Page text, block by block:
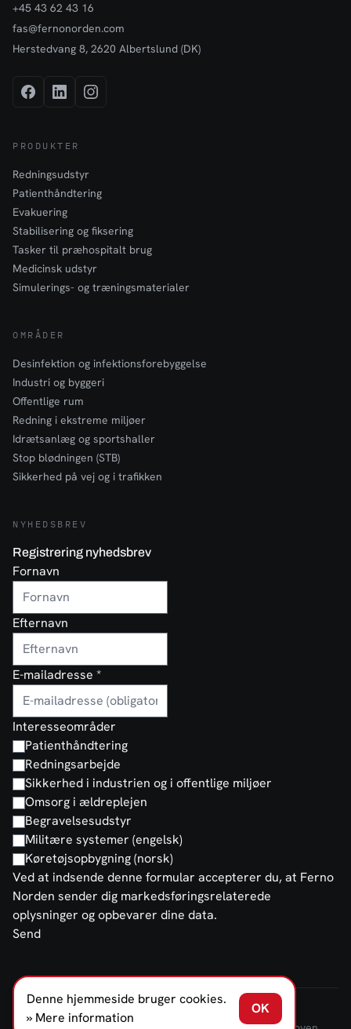
+45 43 62 43 16
fas@fernonorden.com
Herstedvang 8, 2620 Albertslund (DK)
PRODUKTER
Redningsudstyr
Patienthåndtering
Evakuering
Stabilisering og fiksering
Tasker til præhospitalt brug
Medicinsk udstyr
Simulerings- og træningsmaterialer
OMRÅDER
Desinfektion og infektionsforebyggelse
Industri og byggeri
Offentlige rum
Redning i ekstreme miljøer
Idrætsanlæg og sportshaller
Stop blødningen (STB)
Sikkerhed på vej og i trafikken
NYHEDSBREV
Registrering nyhedsbrev
Fornavn
Efternavn
E-mailadresse *
Interesseområder
Patienthåndtering
Redningsarbejde
Sikkerhed i industrien og i offentlige miljøer
Omsorg i ældreplejen
Begravelsesudstyr
Militære systemer (engelsk)
Køretøjsopbygning (norsk)
Ved at indsende denne formular accepterer du, at Ferno
Norden sender dig markedsføringsrelaterede
oplysninger og opbevarer dine data.
Send
FERNO NORDEN DENMARK A/S © 2026
Denne hjemmeside bruger cookies.
» Mere information
OK